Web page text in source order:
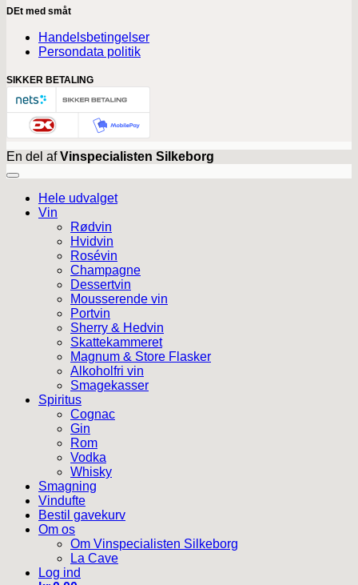
DEt med småt
Handelsbetingelser
Persondata politik
SIKKER BETALING
En del afVinspecialisten Silkeborg
Hele udvalget
Vin
Rødvin
Hvidvin
Rosévin
Champagne
Dessertvin
Mousserende vin
Portvin
Sherry & Hedvin
Skattekammeret
Magnum & Store Flasker
Alkoholfri vin
Smagekasser
Spiritus
Cognac
Gin
Rom
Vodka
Whisky
Smagning
Vindufte
Bestil gavekurv
Om os
Om Vinspecialisten Silkeborg
La Cave
Log ind